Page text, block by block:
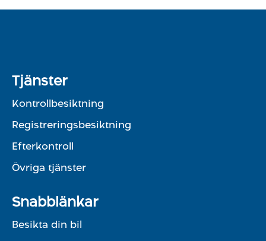
Tjänster
Kontrollbesiktning
Registreringsbesiktning
Efterkontroll
Övriga tjänster
Snabblänkar
Besikta din bil